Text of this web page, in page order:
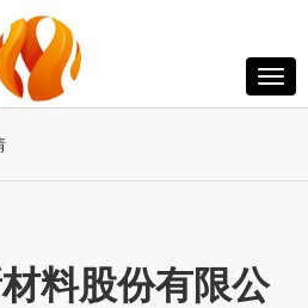
料股份有限公